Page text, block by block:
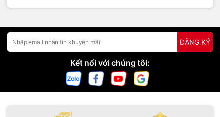
ĐĂNG KÝ
Kết nối với chúng tôi: